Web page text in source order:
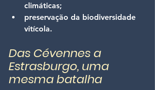
climáticas;
preservação da biodiversidade
vitícola.
Das Cévennes a
Estrasburgo, uma
mesma batalha